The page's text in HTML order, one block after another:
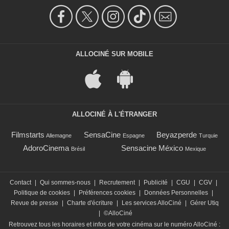
ALLOCINÉ SUR MOBILE
ALLOCINÉ À L'ÉTRANGER
Filmstarts Allemagne SensaCine Espagne Beyazperde Turquie
AdoroCinema Brésil Sensacine México Mexique
Contact Qui sommes-nous Recrutement Publicité CGU CGV
Politique de cookies
Préférences cookies Données Personnelles
Revue de presse
Charte d'écriture Les services AlloCiné
Gérer Utiq
©AlloCiné
Retrouvez tous les horaires et infos de votre cinéma sur le numéro AlloCiné :